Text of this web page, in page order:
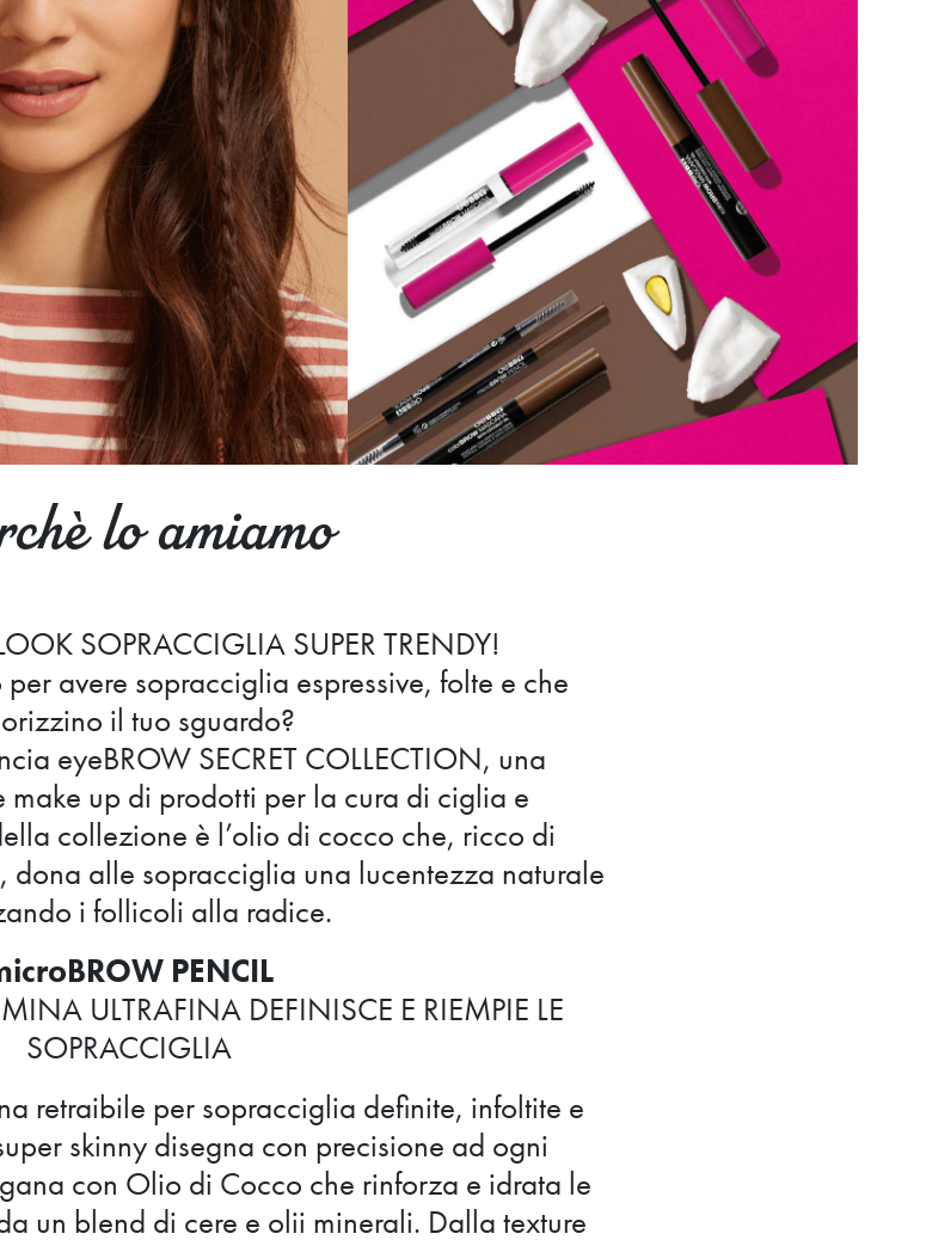
lo amiamo
SOPRACCIGLIA SUPER TRENDY!
avere sopracciglia espressive, folte e che
il tuo sguardo?
eyeBROW SECRET COLLECTION, una
make up di prodotti per la cura di ciglia e
collezione è l’olio di cocco che, ricco di
dona alle sopracciglia una lucentezza naturale
i follicoli alla radice.
PENCIL
ULTRAFINA DEFINISCE E RIEMPIE LE
SOPRACCIGLIA
retraibile per sopracciglia definite, infoltite e
skinny disegna con precisione ad ogni
con Olio di Cocco che rinforza e idrata le
un blend di cere e olii minerali. Dalla texture